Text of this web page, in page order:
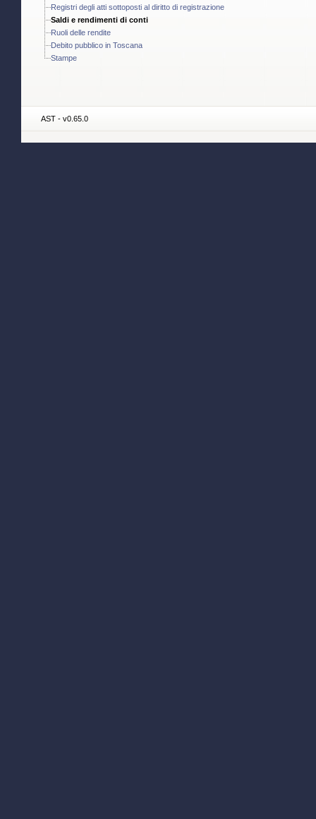
Registri degli atti sottoposti al diritto di registrazione
Saldi e rendimenti di conti
Ruoli delle rendite
Debito pubblico in Toscana
Stampe
AST - v0.65.0